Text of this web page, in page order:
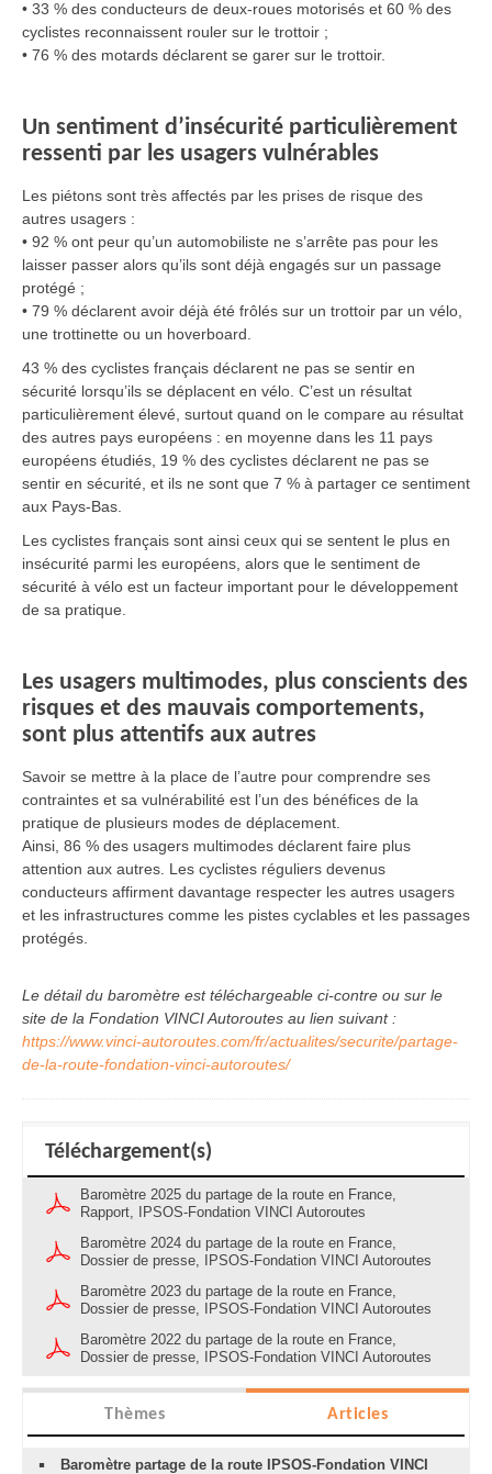
• 33 % des conducteurs de deux-roues motorisés et 60 % des
cyclistes reconnaissent rouler sur le trottoir ;
• 76 % des motards déclarent se garer sur le trottoir.
Un sentiment d’insécurité particulièrement
ressenti par les usagers vulnérables
Les piétons sont très affectés par les prises de risque des
autres usagers :
• 92 % ont peur qu’un automobiliste ne s’arrête pas pour les
laisser passer alors qu’ils sont déjà engagés sur un passage
protégé ;
• 79 % déclarent avoir déjà été frôlés sur un trottoir par un vélo,
une trottinette ou un hoverboard.
43 % des cyclistes français déclarent ne pas se sentir en
sécurité lorsqu’ils se déplacent en vélo. C’est un résultat
particulièrement élevé, surtout quand on le compare au résultat
des autres pays européens : en moyenne dans les 11 pays
européens étudiés, 19 % des cyclistes déclarent ne pas se
sentir en sécurité, et ils ne sont que 7 % à partager ce sentiment
aux Pays-Bas.
Les cyclistes français sont ainsi ceux qui se sentent le plus en
insécurité parmi les européens, alors que le sentiment de
sécurité à vélo est un facteur important pour le développement
de sa pratique.
Les usagers multimodes, plus conscients des
risques et des mauvais comportements,
sont plus attentifs aux autres
Savoir se mettre à la place de l’autre pour comprendre ses
contraintes et sa vulnérabilité est l’un des bénéfices de la
pratique de plusieurs modes de déplacement.
Ainsi, 86 % des usagers multimodes déclarent faire plus
attention aux autres. Les cyclistes réguliers devenus
conducteurs affirment davantage respecter les autres usagers
et les infrastructures comme les pistes cyclables et les passages
protégés.
Le détail du baromètre est téléchargeable ci-contre ou sur le
site de la Fondation VINCI Autoroutes au lien suivant :
https://www.vinci-autoroutes.com/fr/actualites/securite/partage-
de-la-route-fondation-vinci-autoroutes/
Téléchargement(s)
Baromètre 2025 du partage de la route en France,
Rapport, IPSOS-Fondation VINCI Autoroutes
Baromètre 2024 du partage de la route en France,
Dossier de presse, IPSOS-Fondation VINCI Autoroutes
Baromètre 2023 du partage de la route en France,
Dossier de presse, IPSOS-Fondation VINCI Autoroutes
Baromètre 2022 du partage de la route en France,
Dossier de presse, IPSOS-Fondation VINCI Autoroutes
Thèmes Articles
Baromètre partage de la route IPSOS-Fondation VINCI